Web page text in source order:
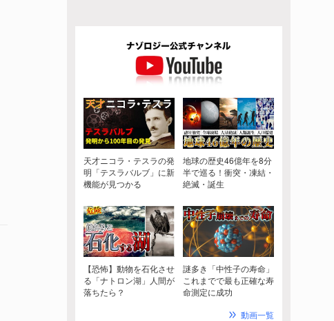
天才ニコラ・テスラの発
明「テスラバルブ」に新
機能が見つかる
地球の歴史46億年を8分
半で巡る！衝突・凍結・
絶滅・誕生
【恐怖】動物を石化させ
る「ナトロン湖」人間が
落ちたら？
謎多き「中性子の寿命」
これまでで最も正確な寿
命測定に成功
動画一覧